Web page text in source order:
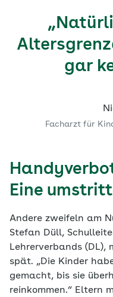
gar
Facharzt für
Eine
Andere zweifeln am
Stefan Düll,
Lehrerverbands (DL),
spät. „Die Kinder
gemacht, bis sie
reinkommen.“ Eltern